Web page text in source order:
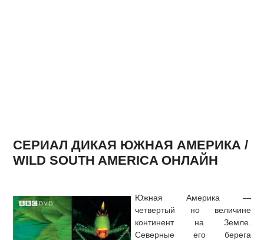
СЕРИАЛ ДИКАЯ ЮЖНАЯ АМЕРИКА /
WILD SOUTH AMERICA ОНЛАЙН
Южная Америка —
четвертый но величине
континент на Земле.
Северные его берега